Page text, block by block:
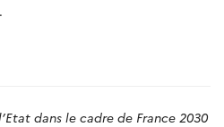
dans le cadre de France 2030